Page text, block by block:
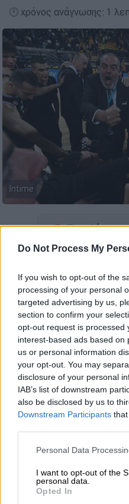
Do Not Process My
If you wish to opt-out of the
processing of your personal
targeted advertising by us,
section to confirm your
opt-out request is processed
interest-based ads based on
us or personal information
your opt-out. You may
disclosure of your personal
IAB’s list of downstream
also be disclosed by us to
Downstream Participants
Please note that this
not limited to your visit or
grant or deny consent to
use your data for below
Personal Data
I want to opt-out of the
personal data.
Opted In
🕛 χρόνος ανάγνωσης: 1
Intime
Προσθέστε
πρόεδρος τηςΚΑΕ
Χατζόπουλοςγια την
ιδιοκτησιακού
μπασκετική ομάδα
Μυστακίδης
ΔΙΑΒΑΣΤΕ ΕΠΙΣΗΣ
Αθλητισμός|
GBL: Σπουδαία
Άρη στο ντέρμπι!
Ο κ. Χατζόπουλος